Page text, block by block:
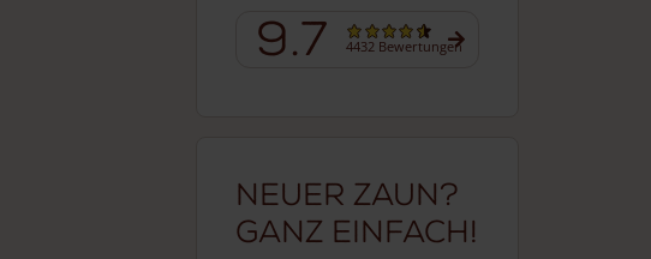
9.7 4432 Bewertungen
Neuer Zaun?
Ganz einfach!